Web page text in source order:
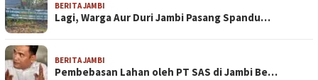
BERITA JAMBI
Lagi, Warga Aur Duri Jambi Pasang Spandu…
BERITA JAMBI
Pembebasan Lahan oleh PT SAS di Jambi Be…